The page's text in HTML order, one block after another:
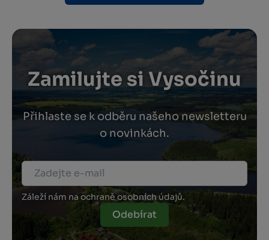
Zamilujte si Vysočinu
Přihlaste se k odběru našeho newsletteru
o novinkách.
Záleží nám na ochraně osobních údajů.
Odebírat